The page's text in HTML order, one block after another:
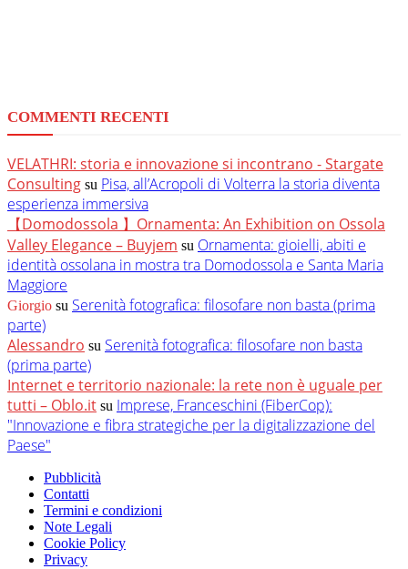
COMMENTI RECENTI
VELATHRI: storia e innovazione si incontrano - Stargate
Consulting su Pisa, all’Acropoli di Volterra la storia diventa
esperienza immersiva
【Domodossola 】Ornamenta: An Exhibition on Ossola
Valley Elegance – Buyjem su Ornamenta: gioielli, abiti e
identità ossolana in mostra tra Domodossola e Santa Maria
Maggiore
Giorgio su Serenità fotografica: filosofare non basta (prima
parte)
Alessandro su Serenità fotografica: filosofare non basta
(prima parte)
Internet e territorio nazionale: la rete non è uguale per
tutti – Oblo.it su Imprese, Franceschini (FiberCop):
"Innovazione e fibra strategiche per la digitalizzazione del
Paese"
Pubblicità
Contatti
Termini e condizioni
Note Legali
Cookie Policy
Privacy